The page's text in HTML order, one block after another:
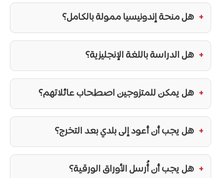
هل منحة إندونيسيا ممولة بالكامل؟
هل الدراسة باللغة الإنجليزية؟
هل يمكن للمتزوجين اصطحاب عائلاتهم؟
هل يجب أن أعود إلى بلدي بعد التخرج؟
هل يجب أن أُرسل الأوراق الورقية؟